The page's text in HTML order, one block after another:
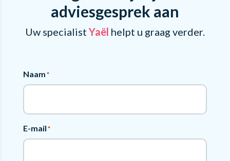
adviesgesprek aan
Uw specialist Yaël helpt u graag verder.
Naam*
E-mail*